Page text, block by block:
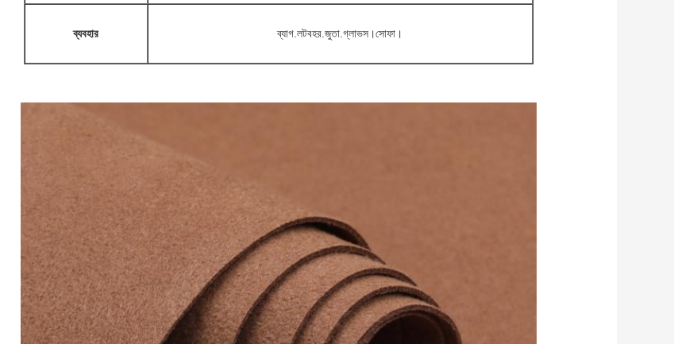
ব্যবহার ব্যাগ.লটবহর.জুতা.গ্লাভস।সোফা।